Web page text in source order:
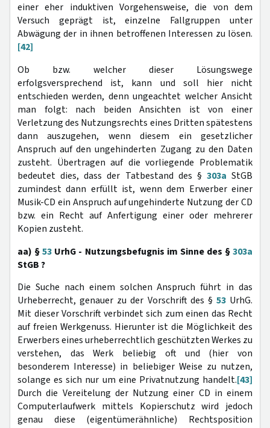
einer eher induktiven Vorgehensweise, die von dem
Versuch geprägt ist, einzelne Fallgruppen unter
Abwägung der in ihnen betroffenen Interessen zu lösen.
[42]
Ob bzw. welcher dieser Lösungswege
erfolgsversprechend ist, kann und soll hier nicht
entschieden werden, denn ungeachtet welcher Ansicht
man folgt: nach beiden Ansichten ist von einer
Verletzung des Nutzungsrechts eines Dritten spätestens
dann auszugehen, wenn diesem ein gesetzlicher
Anspruch auf den ungehinderten Zugang zu den Daten
zusteht. Übertragen auf die vorliegende Problematik
bedeutet dies, dass der Tatbestand des § 303a StGB
zumindest dann erfüllt ist, wenn dem Erwerber einer
Musik-CD ein Anspruch auf ungehinderte Nutzung der CD
bzw. ein Recht auf Anfertigung einer oder mehrerer
Kopien zusteht.
aa) §53 UrhG - Nutzungsbefugnis im Sinne des §303a
StGB ?
Die Suche nach einem solchen Anspruch führt in das
Urheberrecht, genauer zu der Vorschrift des § 53UrhG.
Mit dieser Vorschrift verbindet sich zum einen das Recht
auf freien Werkgenuss. Hierunter ist die Möglichkeit des
Erwerbers eines urheberrechtlich geschützten Werkes zu
verstehen, das Werk beliebig oft und (hier von
besonderem Interesse) in beliebiger Weise zu nutzen,
solange es sich nur um eine Privatnutzung handelt.[43]
Durch die Vereitelung der Nutzung einer CD in einem
Computerlaufwerk mittels Kopierschutz wird jedoch
genau diese (eigentümerähnliche) Rechtsposition